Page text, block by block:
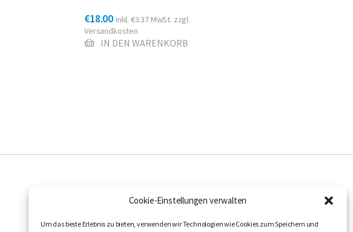
Cookie-Einstellungen verwalten
Um das beste Erlebnis zu bieten, verwenden wir Technologien wie Cookies zum Speichern und
€18.00 inkl. €3.37MwSt. zzgl.
Versandkosten
IN DEN WARENKORB
HÄNDLERSUCHE